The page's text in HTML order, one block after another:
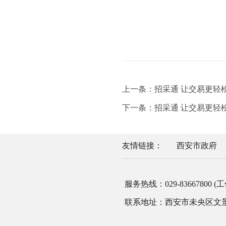
上一条：招采通 让交易更轻
下一条：招采通 让交易更轻
友情链接： 西安市政府
服务热线：029-83667800 (
联系地址：西安市未央区文